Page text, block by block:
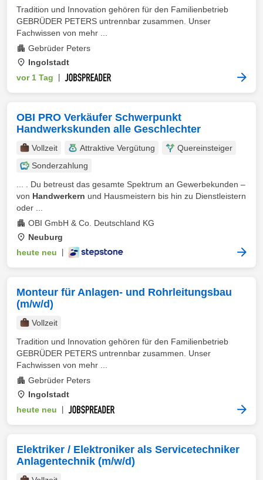
Tradition und Innovation gehören für den Familienbetrieb
GEBRÜDER PETERS untrennbar zusammen. Unser
Fachwissen von mehr ...
Gebrüder Peters
Ingolstadt
vor 1 Tag
OBI PRO Verkäufer Schwerpunkt
Handwerkskunden alle Geschlechter
Vollzeit Attraktive Vergütung
Quereinsteiger
Sonderzahlung
... . Du betreust das gesamte Spektrum an Gewerbekunden –
von Handwerkern und Hausmeistern bis hin zu Dienstleistern
oder ...
OBI GmbH & Co. Deutschland KG
Neuburg
heute neu
Monteur für Anlagen- und Rohrleitungsbau
(m/w/d)
Vollzeit
Tradition und Innovation gehören für den Familienbetrieb
GEBRÜDER PETERS untrennbar zusammen. Unser
Fachwissen von mehr ...
Gebrüder Peters
Ingolstadt
heute neu
Elektriker / Elektroniker als Servicetechniker
Anlagentechnik (m/w/d)